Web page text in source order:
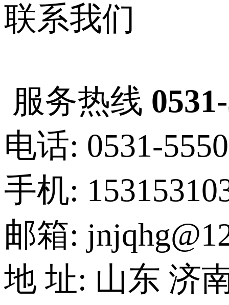
联系我们
服务热线
电话: 0531-
手机:
邮箱:
地 址: 山东 济